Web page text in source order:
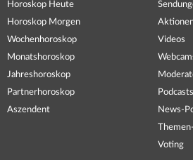
Horoskop Heute
Horoskop Morgen
Wochenhoroskop
Monatshoroskop
Jahreshoroskop
Partnerhoroskop
Aszendent
Videos
Podcasts
News-
Voting